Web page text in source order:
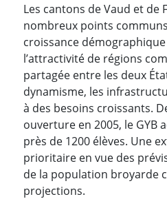
Les cantons de Vaud et
nombreux points
croissance
l’attractivité de régions
partagée entre les deux
dynamisme, les
à des besoins croissants.
ouverture en 2005, le GYB
près de 1200 élèves. Une
prioritaire en vue des
de la population broyarde
projections.